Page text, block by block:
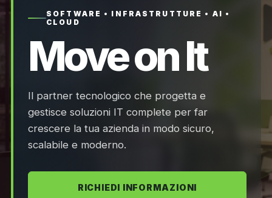
Chi Siamo
Contatti
FAQ
Support
SOFTWARE • INFRASTRUTTURE • AI •
CLOUD
Move on It
Il partner tecnologico che progetta e
gestisce soluzioni IT complete per far
crescere la tua azienda in modo sicuro,
scalabile e moderno.
RICHIEDI INFORMAZIONI